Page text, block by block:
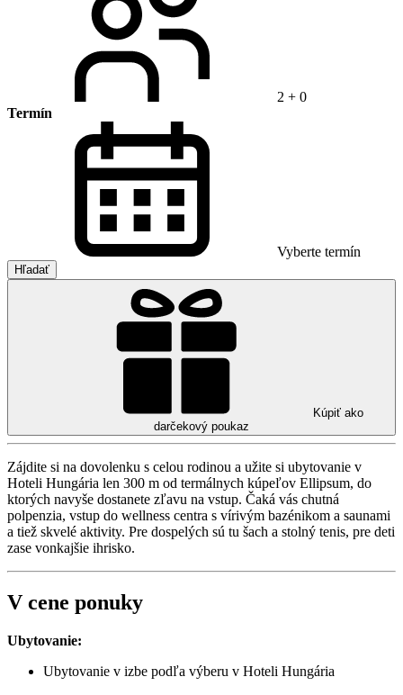
2 + 0
Termín
Vyberte termín
Hľadať
Kúpiť ako
darčekový poukaz
Zájdite si na dovolenku s celou rodinou a užite si ubytovanie v
Hoteli Hungária len 300 m od termálnych kúpeľov Ellipsum, do
ktorých navyše dostanete zľavu na vstup. Čaká vás chutná
polpenzia, vstup do wellness centra s vírivým bazénikom a saunami
a tiež skvelé aktivity. Pre dospelých sú tu šach a stolný tenis, pre deti
zase vonkajšie ihrisko.
V cene ponuky
Ubytovanie:
Ubytovanie v izbe podľa výberu v Hoteli Hungária